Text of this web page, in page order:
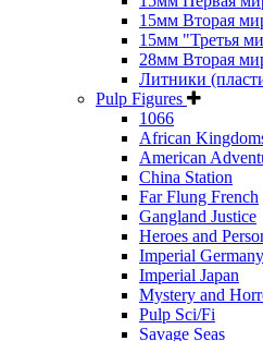
15мм Вторая
15мм "Третья
28мм Вторая
Литники
Pulp Figures
1066
African
American
China Station
Far Flung French
Gangland Justice
Heroes and
Imperial Germany
Imperial Japan
Mystery and
Pulp Sci/Fi
Savage Seas